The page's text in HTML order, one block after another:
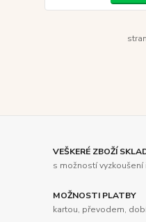
VEŠKERÉ ZBOŽÍ
s možností
MOŽNOSTI PLATBY
kartou, převodem,